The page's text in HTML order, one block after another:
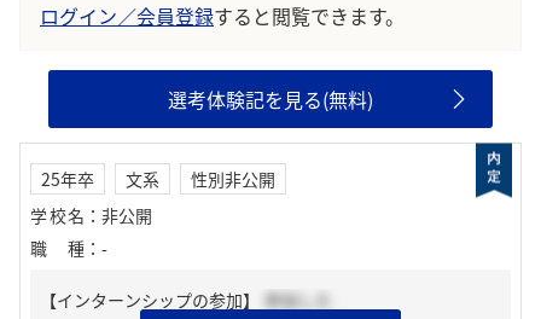
ログイン／会員登録すると閲覧できます。
選考体験記を見る(無料)
25年卒 文系
性別非公開
学校名 ： 非公開
職種 ： -
【インターンシップの参加】
参加した